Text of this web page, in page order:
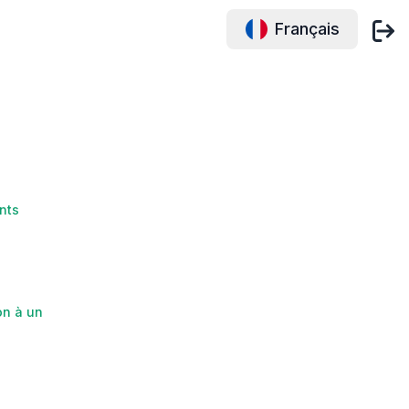
Français
à un